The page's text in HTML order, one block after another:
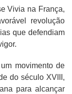
Vivia na França,
revolução
que defendiam
movimento de
do século XVIII,
para alcançar